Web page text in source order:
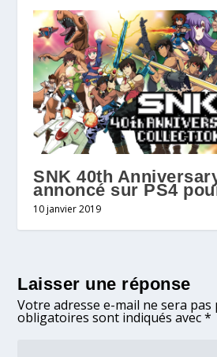
SNK 40th
annoncé sur PS4
10 janvier 2019
Laisser une réponse
Votre adresse e-mail ne sera pas
obligatoires sont indiqués avec*